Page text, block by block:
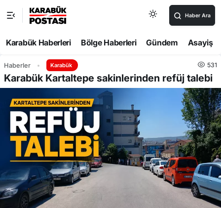
Haber Ara
Karabük Haberleri Bölge Haberleri Gündem Asayiş
Haberler Karabük 531
Karabük Kartaltepe sakinlerinden refüj talebi